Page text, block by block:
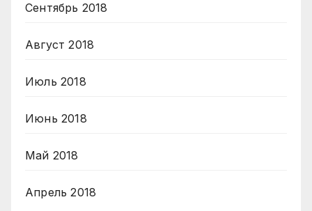
Сентябрь 2018
Август 2018
Июль 2018
Июнь 2018
Май 2018
Апрель 2018